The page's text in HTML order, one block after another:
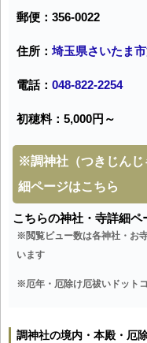
郵便：356-0022
住所：埼玉県さいたま
電話： 048-822-2254
初穂料：5,000円～
※調神社（つきじん
細ページはこちら
こちらの神社・寺詳細
※閲覧ビュー数は各神社・お
います
※厄年・厄除け厄祓いドット
調神社の境内・本殿・厄